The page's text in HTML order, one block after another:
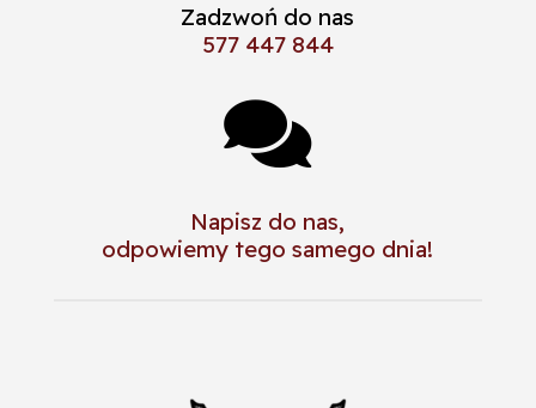
Zadzwoń do nas
577 447 844

Napisz do nas,
odpowiemy tego samego dnia!